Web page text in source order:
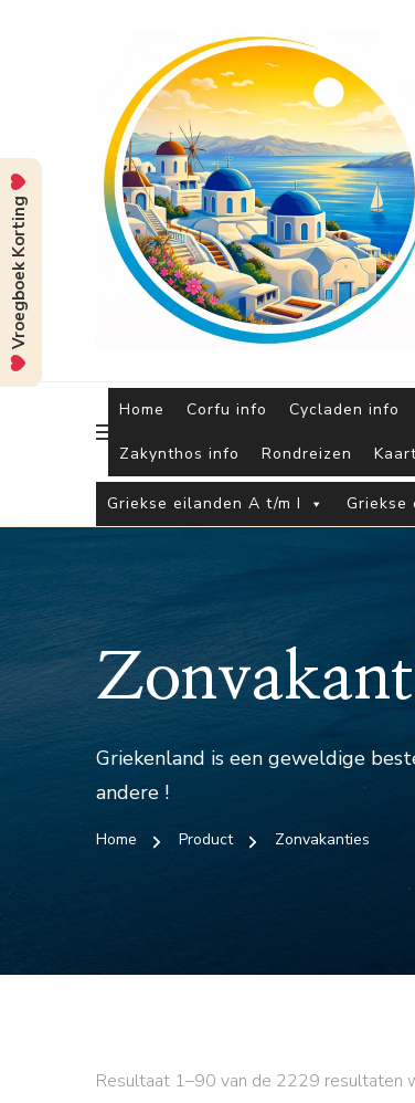
Home Corfu info Cycladen info
Zakynthos info Rondreizen
Griekse eilanden A t/m I Griekse
Griekenland is een geweldige
andere !
Home Product Zonvakanties
Resultaat 1–90 van de 2229 resultaten
Vroegboek Korting